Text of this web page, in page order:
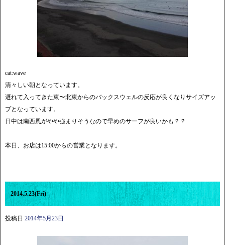
cat:wave
清々しい朝となっています。
遅れて入ってきた東〜北東からのバックスウェルの反応が良くなりサイズアッ
プとなっています。
日中は南西風がやや強まりそうなので早めのサーフが良いかも？？
本日、お店は15:00からの営業となります。
2014.5.23(Fri)
投稿日 2014年5月23日